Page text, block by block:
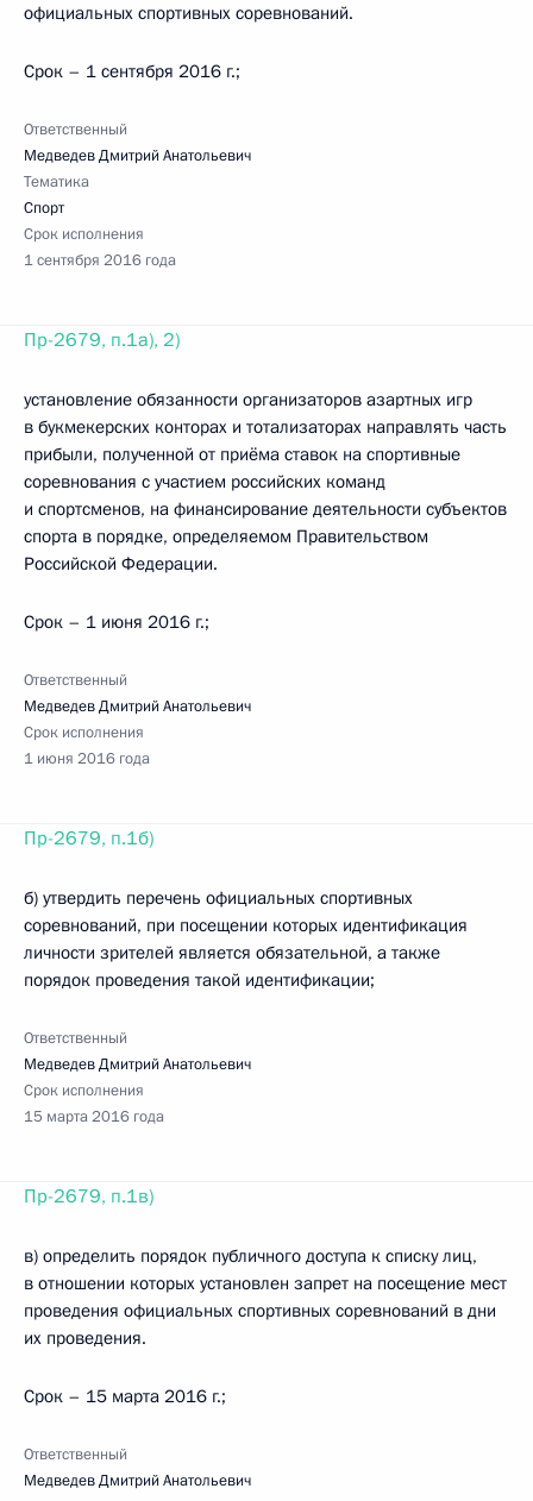
официальных спортивных соревнований.
Срок – 1 сентября 2016 г.;
Ответственный
Медведев Дмитрий Анатольевич
Тематика
Спорт
Срок исполнения
1 сентября 2016 года
Пр-2679, п.1а), 2)
установление обязанности организаторов азартных игр
в букмекерских конторах и тотализаторах направлять часть
прибыли, полученной от приёма ставок на спортивные
соревнования с участием российских команд
и спортсменов, на финансирование деятельности субъектов
спорта в порядке, определяемом Правительством
Российской Федерации.
Срок – 1 июня 2016 г.;
Ответственный
Медведев Дмитрий Анатольевич
Срок исполнения
1 июня 2016 года
Пр-2679, п.1б)
б) утвердить перечень официальных спортивных
соревнований, при посещении которых идентификация
личности зрителей является обязательной, а также
порядок проведения такой идентификации;
Ответственный
Медведев Дмитрий Анатольевич
Срок исполнения
15 марта 2016 года
Пр-2679, п.1в)
в) определить порядок публичного доступа к списку лиц,
в отношении которых установлен запрет на посещение мест
проведения официальных спортивных соревнований в дни
их проведения.
Срок – 15 марта 2016 г.;
Ответственный
Медведев Дмитрий Анатольевич